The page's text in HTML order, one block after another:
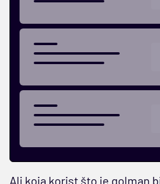
Ali koja korist što je golman